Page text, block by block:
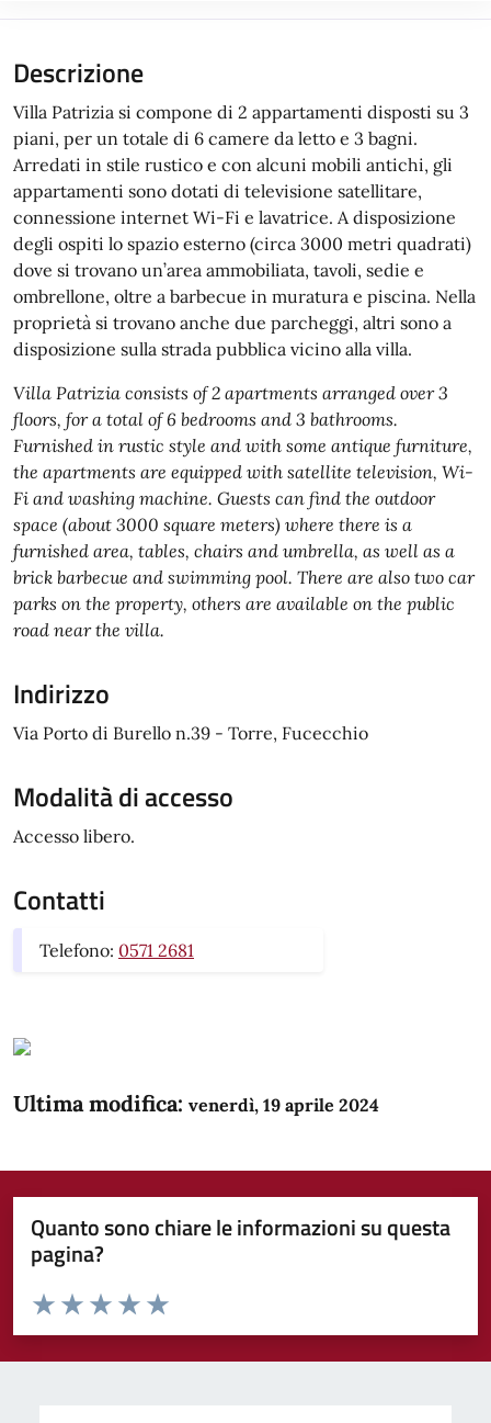
Descrizione
Villa Patrizia si compone di 2 appartamenti disposti su 3
piani, per un totale di 6 camere da letto e 3 bagni.
Arredati in stile rustico e con alcuni mobili antichi, gli
appartamenti sono dotati di televisione satellitare,
connessione internet Wi-Fi e lavatrice. A disposizione
degli ospiti lo spazio esterno (circa 3000 metri quadrati)
dove si trovano un’area ammobiliata, tavoli, sedie e
ombrellone, oltre a barbecue in muratura e piscina. Nella
proprietà si trovano anche due parcheggi, altri sono a
disposizione sulla strada pubblica vicino alla villa.
Villa Patrizia consists of 2 apartments arranged over 3
floors, for a total of 6 bedrooms and 3 bathrooms.
Furnished in rustic style and with some antique furniture,
the apartments are equipped with satellite television, Wi-
Fi and washing machine. Guests can find the outdoor
space (about 3000 square meters) where there is a
furnished area, tables, chairs and umbrella, as well as a
brick barbecue and swimming pool. There are also two car
parks on the property, others are available on the public
road near the villa.
Indirizzo
Via Porto di Burello n.39 - Torre, Fucecchio
Modalità di accesso
Accesso libero.
Contatti
Telefono: 0571 2681
Ultima modifica: venerdì, 19 aprile 2024
Quanto sono chiare le informazioni su questa
pagina?
Domanda
Valuta da 1 a 5 stelle la pagina
Valuta 5 stelle su 5
Valuta 4 stelle su 5
Valuta 3 stelle su 5
Valuta 2 stelle su 5
Valuta 1 stelle su 5